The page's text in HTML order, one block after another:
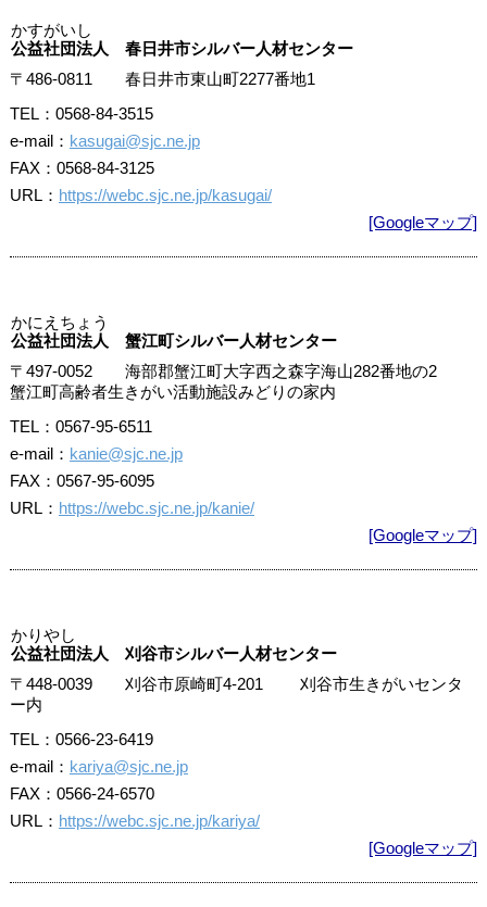
かすがいし
公益社団法人 春日井市シルバー人材センター
〒486-0811 春日井市東山町2277番地1
TEL：0568-84-3515
e-mail： kasugai@sjc.ne.jp
FAX：0568-84-3125
URL： https://webc.sjc.ne.jp/kasugai/
[Googleマップ]
かにえちょう
公益社団法人 蟹江町シルバー人材センター
〒497-0052 海部郡蟹江町大字西之森字海山282番地の2
蟹江町高齢者生きがい活動施設みどりの家内
TEL：0567-95-6511
e-mail： kanie@sjc.ne.jp
FAX：0567-95-6095
URL： https://webc.sjc.ne.jp/kanie/
[Googleマップ]
かりやし
公益社団法人 刈谷市シルバー人材センター
〒448-0039 刈谷市原崎町4-201 刈谷市生きがいセンタ
ー内
TEL：0566-23-6419
e-mail： kariya@sjc.ne.jp
FAX：0566-24-6570
URL： https://webc.sjc.ne.jp/kariya/
[Googleマップ]